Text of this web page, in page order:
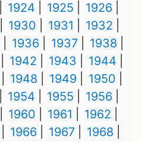
1924 1925
1926
1930 1931
1932
1936 1937
1938
1942 1943
1944
1948 1949
1950
1954 1955
1956
1960 1961
1962
1966 1967
1968